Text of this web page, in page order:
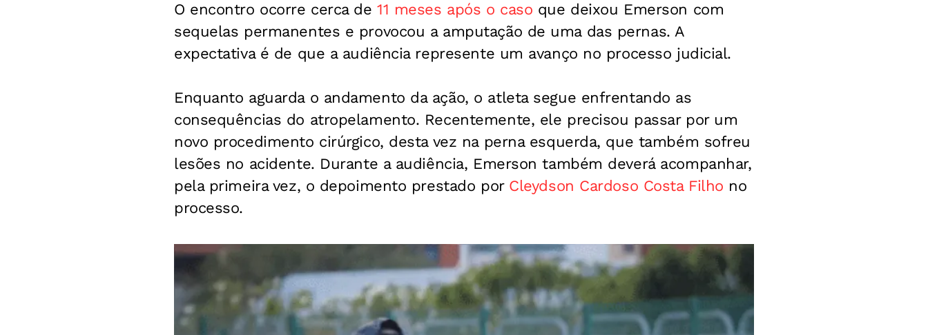
O encontro ocorre cerca de11 meses após o caso que deixou Emerson com
sequelas permanentes e provocou a amputação de uma das pernas. A
expectativa é de que a audiência represente um avanço no processo judicial.
Enquanto aguarda o andamento da ação, o atleta segue enfrentando as
consequências do atropelamento. Recentemente, ele precisou passar por um
novo procedimento cirúrgico, desta vez na perna esquerda, que também sofreu
lesões no acidente. Durante a audiência, Emerson também deverá acompanhar,
pela primeira vez, o depoimento prestado por Cleydson Cardoso Costa Filho no
processo.